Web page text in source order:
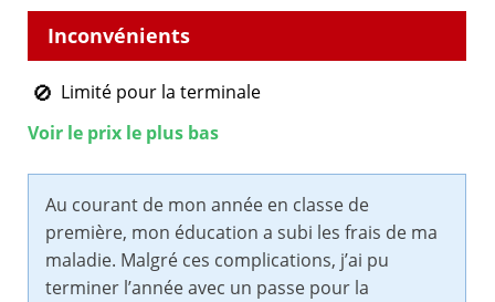
Limité pour la terminale
Voir le prix le plus bas
Au courant de mon année en classe de
première, mon éducation a subi les frais de ma
maladie. Malgré ces complications, j’ai pu
terminer l’année avec un passe pour la